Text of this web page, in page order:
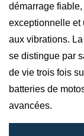
démarrage
exceptionnelle et
aux vibrations.
se distingue par
de vie trois fois
batteries de
avancées.